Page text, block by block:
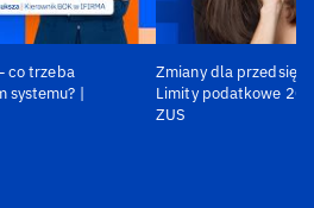
co trzeba
|
Zmiany dla
Limity podatkowe
ZUS